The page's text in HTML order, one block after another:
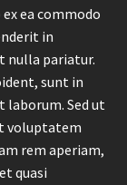
ea commodo
in
nulla pariatur.
sunt in
laborum. Sed ut
voluptatem
rem aperiam,
quasi